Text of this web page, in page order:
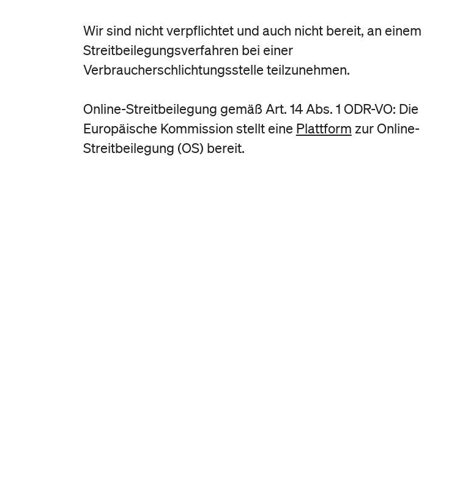
Wir sind nicht verpflichtet und auch nicht bereit, an einem
Streitbeilegungsverfahren bei einer
Verbraucherschlichtungsstelle teilzunehmen.
Online-Streitbeilegung gemäß Art. 14 Abs. 1 ODR-VO: Die
Europäische Kommission stellt eine Plattform zur Online-
Streitbeilegung (OS) bereit.